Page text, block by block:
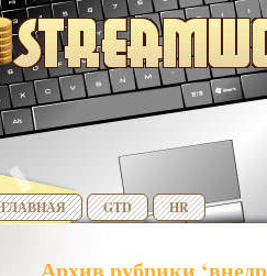
ГЛАВНАЯ GTD HR